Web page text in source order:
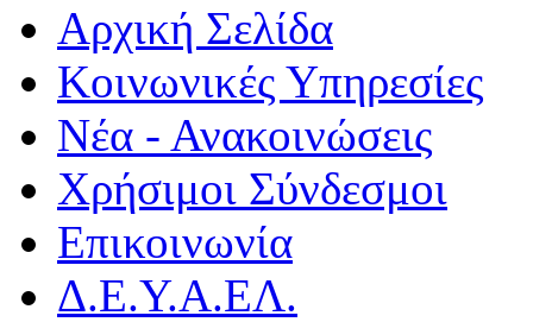
Αρχική Σελίδα
Κοινωνικές Υπηρεσίες
Νέα - Ανακοινώσεις
Χρήσιμοι Σύνδεσμοι
Επικοινωνία
Δ.Ε.Υ.Α.ΕΛ.